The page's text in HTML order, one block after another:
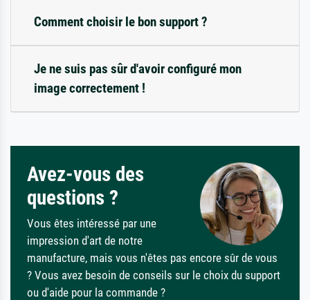
Comment choisir le bon support ?
Je ne suis pas sûr d'avoir configuré mon
image correctement !
Avez-vous des
questions ?
Vous êtes intéressé par une
impression d'art de notre
manufacture, mais vous n'êtes pas encore sûr de vous
? Vous avez besoin de conseils sur le choix du support
ou d'aide pour la commande ?